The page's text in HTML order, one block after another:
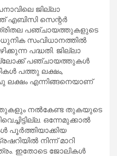
ജില്ലാ
എബിസി സെന്റർ
ത്രിതല പഞ്ചായത്തുകളുടെ
സംവിധാനത്തിൽ
പദ്ധതി. ജില്ലാ
പഞ്ചായത്തുകൾ
പത്തു ലക്ഷം,
എന്നിങ്ങനെയാണ്
നൽകേണ്ട തുകയുടെ
ഒന്നേമുക്കാൽ
പൂർത്തിയാക്കിയ
നിന്ന് മാറി
ഇതോടെ ജോലികൾ